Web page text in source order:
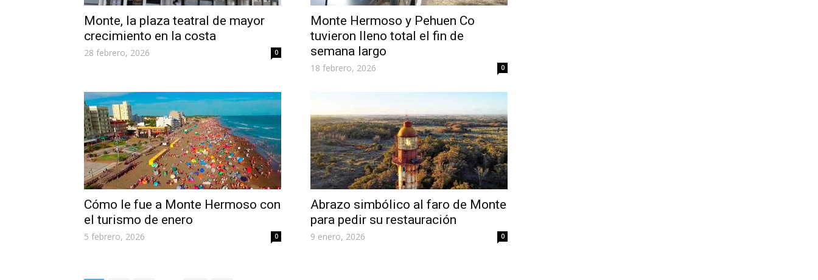
Monte, la plaza teatral de mayor
crecimiento en la costa
28 febrero, 2026 0
Monte Hermoso y Pehuen Co
tuvieron lleno total el fin de
semana largo
18 febrero, 2026 0
Cómo le fue a Monte Hermoso con
el turismo de enero
5 febrero, 2026 0
Abrazo simbólico al faro de Monte
para pedir su restauración
9 enero, 2026 0